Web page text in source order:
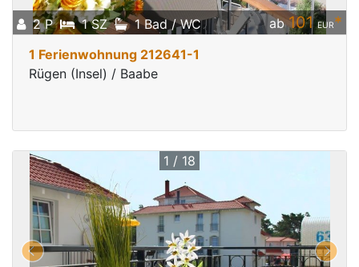
2 P 1 SZ 1 Bad / WC ab101 EUR*
1 Ferienwohnung 212641-1
Rügen (Insel) / Baabe
1 / 18